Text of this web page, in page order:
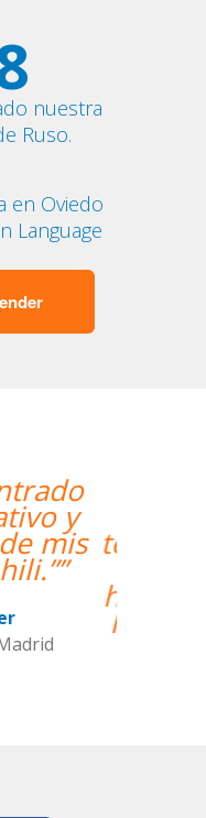
nuestra
Ruso.
en Oviedo
Language
going
my
My
skills
greatly.
the